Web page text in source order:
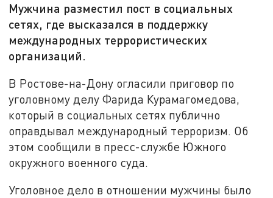
Мужчина разместил пост в социальных
сетях, где высказался в поддержку
международных террористических
организаций.
В Ростове-на-Дону огласили приговор по
уголовному делу Фарида Курамагомедова,
который в социальных сетях публично
оправдывал международный терроризм. Об
этом сообщили в пресс-службе Южного
окружного военного суда.
Уголовное дело в отношении мужчины было